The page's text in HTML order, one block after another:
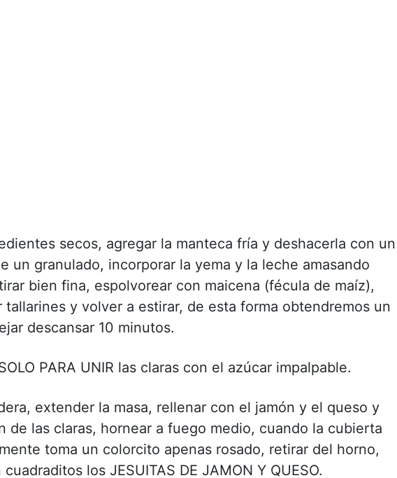
secos, agregar la manteca fría y deshacerla con un
un granulado, incorporar la yema y la leche amasando
bien fina, espolvorear con maicena (fécula de maíz),
tallarines y volver a estirar, de esta forma obtendremos un
descansar 10 minutos.
PARA UNIR las claras con el azúcar impalpable.
extender la masa, rellenar con el jamón y el queso y
de las claras, hornear a fuego medio, cuando la cubierta
toma un colorcito apenas rosado, retirar del horno,
los JESUITAS DE JAMON Y QUESO.